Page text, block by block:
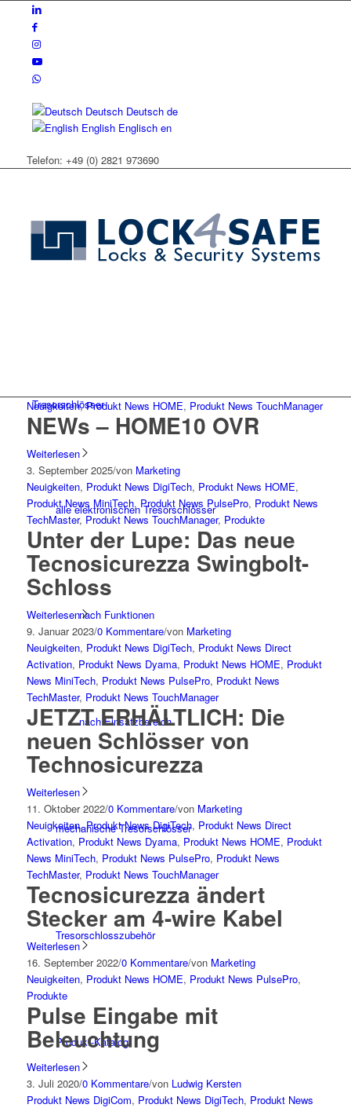
Deutsch Deutsch de
English Englisch en
Telefon: +49 (0) 2821 973690
Tresorschlösser
alle elektronischen Tresorschlösser
nach Funktionen
nach Einsatzbereich
mechanische Tresorschlösser
Tresorschlosszubehör
Produkt-Katalog
Neuigkeiten,Produkt News HOME, Produkt News TouchManager
NEWs – HOME10 OVR
Weiterlesen
3. September 2025/von Marketing
Neuigkeiten, Produkt News DigiTech, Produkt News HOME,
Produkt News MiniTech, Produkt News PulsePro, Produkt News
TechMaster, Produkt News TouchManager, Produkte
Unter der Lupe: Das neue
Tecnosicurezza Swingbolt-
Schloss
Weiterlesen
9. Januar 2023/0 Kommentare/von Marketing
Neuigkeiten, Produkt News DigiTech, Produkt News Direct
Activation, Produkt News Dyama, Produkt News HOME, Produkt
News MiniTech, Produkt News PulsePro, Produkt News
TechMaster, Produkt News TouchManager
JETZT ERHÄLTLICH: Die
neuen Schlösser von
Technosicurezza
Weiterlesen
11. Oktober 2022/0 Kommentare/von Marketing
Neuigkeiten,Produkt News DigiTech, Produkt News Direct
Activation, Produkt News Dyama, Produkt News HOME, Produkt
News MiniTech, Produkt News PulsePro, Produkt News
TechMaster, Produkt News TouchManager
Tecnosicurezza ändert
Stecker am 4-wire Kabel
Weiterlesen
16. September 2022/0 Kommentare/von Marketing
Neuigkeiten, Produkt News HOME, Produkt News PulsePro,
Produkte
Pulse Eingabe mit
Beleuchtung
Weiterlesen
3. Juli 2020/0 Kommentare/von Ludwig Kersten
Produkt News DigiCom, Produkt News DigiTech, Produkt News